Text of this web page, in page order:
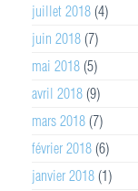
juillet 2018 (4)
juin 2018 (7)
mai 2018 (5)
avril 2018 (9)
mars 2018 (7)
février 2018 (6)
janvier 2018 (1)